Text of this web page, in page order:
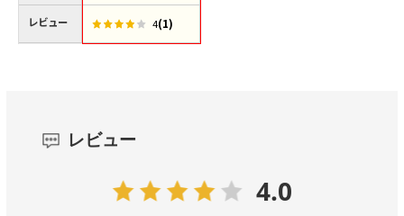
レビュー 4(1)
レビュー
4.0